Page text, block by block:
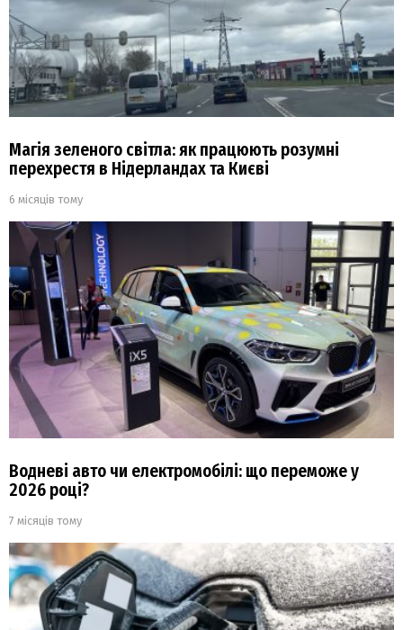
Магія зеленого світла: як працюють розумні
перехрестя в Нідерландах та Києві
6 місяців тому
Водневі авто чи електромобілі: що переможе у
2026 році?
7 місяців тому